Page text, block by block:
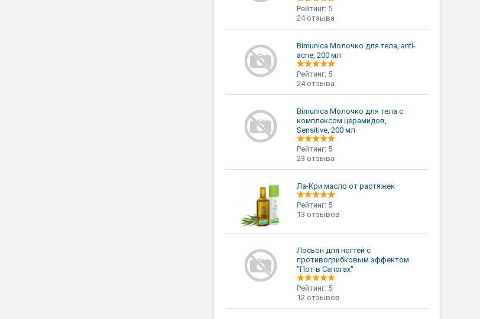
Рейтинг: 5
24 отзыва
Bimunica Молочко для тела, anti-
acne, 200 мл
Рейтинг: 5
24 отзыва
Bimunica Молочко для тела с
комплексом церамидов,
Sensitive, 200 мл
Рейтинг: 5
23 отзыва
Ла-Кри масло от растяжек
Рейтинг: 5
13 отзывов
Лосьон для ногтей с
противогрибковым эффектом
"Пот в Сапогах"
Рейтинг: 5
12 отзывов